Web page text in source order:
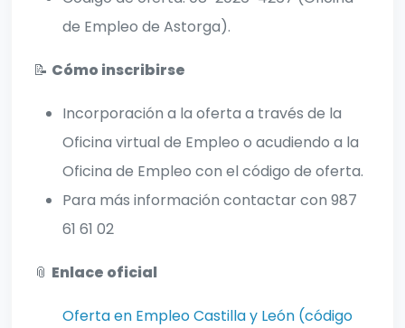
de Empleo de Astorga).
📝 Cómo inscribirse
Incorporación a la oferta a través de la
Oficina virtual de Empleo o acudiendo a la
Oficina de Empleo con el código de oferta.
Para más información contactar con 987
61 61 02
📎 Enlace oficial
Oferta en Empleo Castilla y León (código